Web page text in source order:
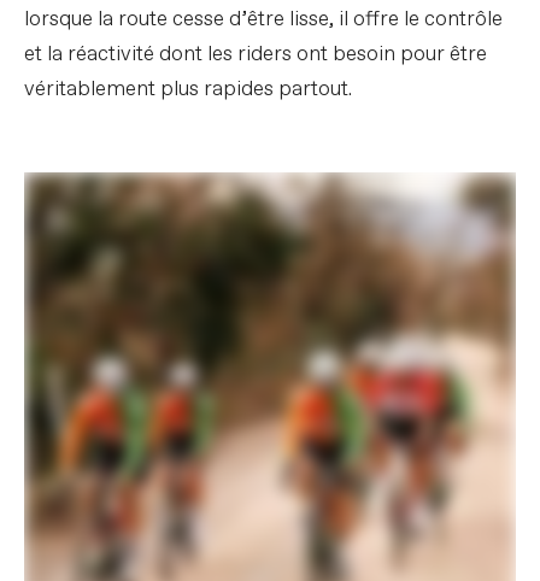
lorsque la route cesse d’être lisse, il offre le contrôle
et la réactivité dont les riders ont besoin pour être
véritablement plus rapides partout.